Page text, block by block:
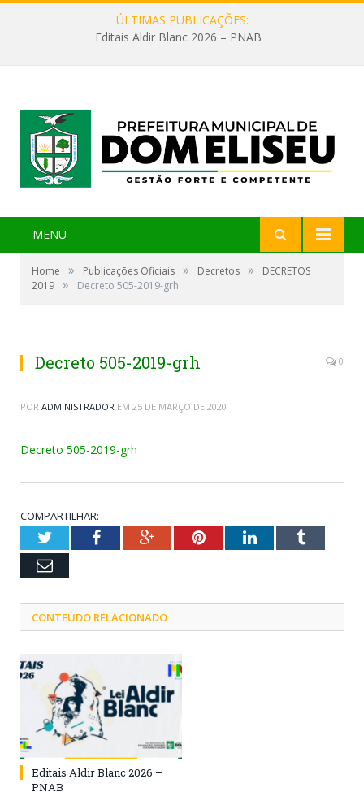
ÚLTIMAS PUBLICAÇÕES:
Editais Aldir Blanc 2026 – PNAB
MENU
Home » Publicações Oficiais » Decretos »
DECRETOS
2019 » Decreto 505-2019-grh
Decreto 505-2019-grh 0
POR ADMINISTRADOR EM 25 DE MARÇO DE 2020
Decreto 505-2019-grh
COMPARTILHAR:
TwitterFacebookGoogle+PinterestLinkedInTumblr
Email
CONTEÚDO RELACIONADO
Editais Aldir Blanc 2026 –
PNAB